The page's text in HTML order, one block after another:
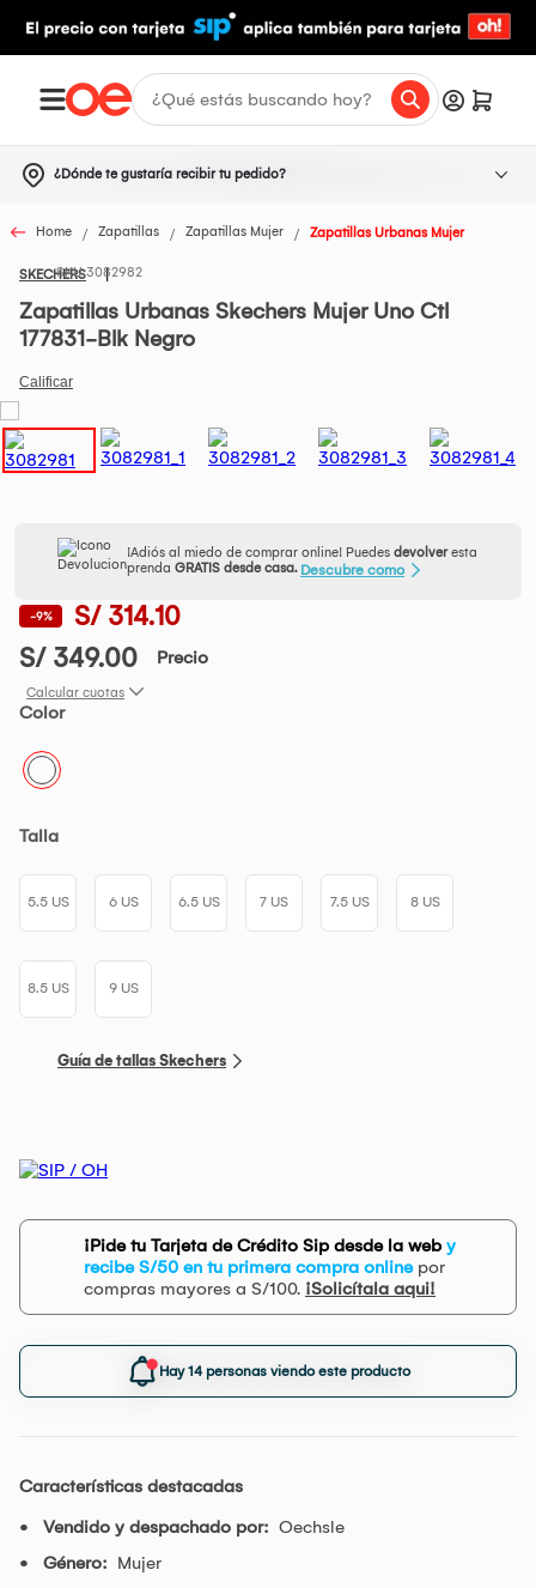
¿Dónde te gustaría recibir tu pedido?
Home Zapatillas Zapatillas Mujer Zapatillas Urbanas Mujer
SKECHERS3082982
Zapatillas Urbanas Skechers Mujer Uno Ctl
177831-Blk Negro
¡Adiós al miedo de comprar online! Puedes devolveresta
prenda GRATIS desde casa. Descubre como
-9%
S/ 314.10
S/ 349.00
Precio
Calcular cuotas
Color
Talla
5.5 US 6 US 6.5 US 7 US 7.5 US 8 US
8.5 US 9 US
Guía de tallas Skechers
¡Pide tu Tarjeta de Crédito Sip desde la web y
recibe S/50 en tu primera compra onlinepor
compras mayores a S/100. ¡Solicítala aqui!
Hay 14 personas viendo este producto
Características destacadas
Vendido y despachado por: Oechsle
Género: Mujer